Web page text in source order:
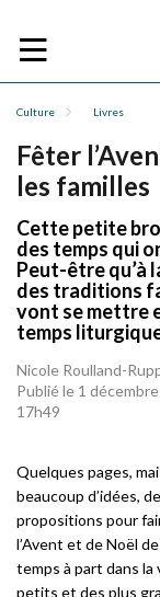
Culture Livres
Fêter
les familles
Cette petite
des temps qui
Peut-être qu’à
des traditions
vont se mettre
temps
Nicole Roulland-
Publié le 1
17h49
Quelques pages,
beaucoup d’idées, de
propositions pour
l’Avent et de Noël
temps à part dans la
petits et des plus